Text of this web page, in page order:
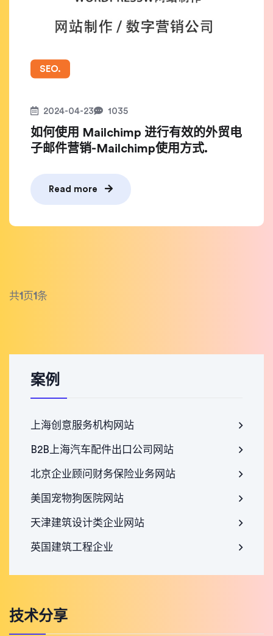
SEO.
2024-04-23 1035
如何使用 Mailchimp 进行有效的外贸电
子邮件营销-Mailchimp使用方式.
Read more
共1 页1条
案例
上海创意服务机构网站
B2B上海汽车配件出口公司网站
北京企业顾问财务保险业务网站
美国宠物狗医院网站
天津建筑设计类企业网站
英国建筑工程企业
技术分享